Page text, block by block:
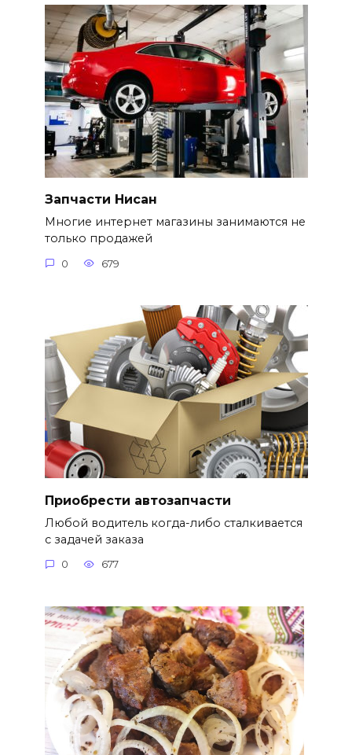
Запчасти Нисан
Многие интернет магазины занимаются не
только продажей
0 679
Приобрести автозапчасти
Любой водитель когда-либо сталкивается
с задачей заказа
0 677